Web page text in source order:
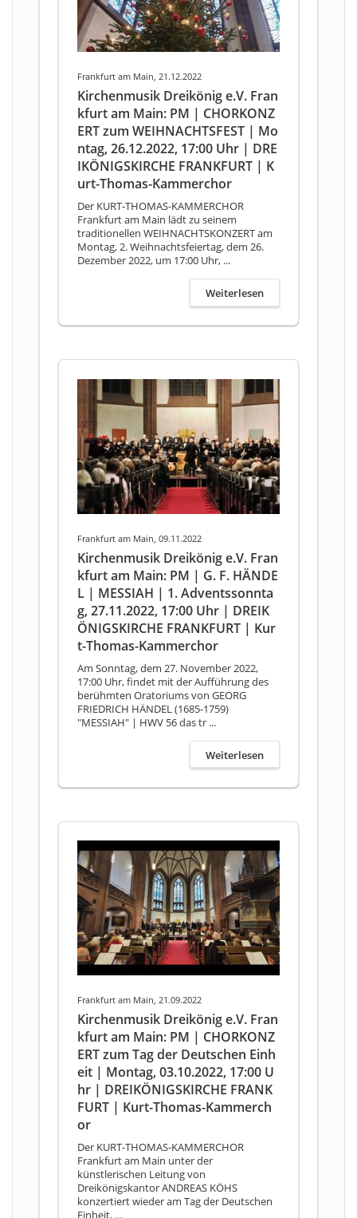
Frankfurt am Main, 21.12.2022
Kirchenmusik Dreikönig e.V. Fran
kfurt am Main: PM | CHORKONZ
ERT zum WEIHNACHTSFEST | Mo
ntag, 26.12.2022, 17:00 Uhr | DRE
IKÖNIGSKIRCHE FRANKFURT | K
urt-Thomas-Kammerchor
Der KURT-THOMAS-KAMMERCHOR
Frankfurt am Main lädt zu seinem
traditionellen WEIHNACHTSKONZERT am
Montag, 2. Weihnachtsfeiertag, dem 26.
Dezember 2022, um 17:00 Uhr, ...
Weiterlesen
Frankfurt am Main, 09.11.2022
Kirchenmusik Dreikönig e.V. Fran
kfurt am Main: PM | G. F. HÄNDE
L | MESSIAH | 1. Adventssonnta
g, 27.11.2022, 17:00 Uhr | DREIK
ÖNIGSKIRCHE FRANKFURT | Kur
t-Thomas-Kammerchor
Am Sonntag, dem 27. November 2022,
17:00 Uhr, findet mit der Aufführung des
berühmten Oratoriums von GEORG
FRIEDRICH HÄNDEL (1685-1759)
"MESSIAH" | HWV 56 das tr ...
Weiterlesen
Frankfurt am Main, 21.09.2022
Kirchenmusik Dreikönig e.V. Fran
kfurt am Main: PM | CHORKONZ
ERT zum Tag der Deutschen Einh
eit | Montag, 03.10.2022, 17:00 U
hr | DREIKÖNIGSKIRCHE FRANK
FURT | Kurt-Thomas-Kammerch
or
Der KURT-THOMAS-KAMMERCHOR
Frankfurt am Main unter der
künstlerischen Leitung von
Dreikönigskantor ANDREAS KÖHS
konzertiert wieder am Tag der Deutschen
Einheit, ...